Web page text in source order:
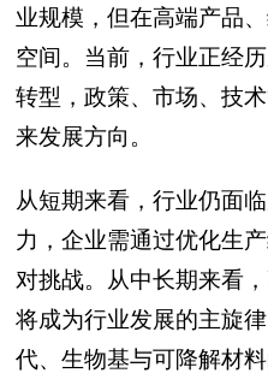
业规模，但在高端产品
空间。当前，行业正经
转型，政策、市场、技
来发展方向。
从短期来看，行业仍面
力，企业需通过优化生
对挑战。从中长期来看
将成为行业发展的主旋
代、生物基与可降解材